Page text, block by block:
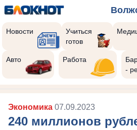
Новости
Учиться
готов
Авто Работа
-
Экономика 07.09.2023
240 миллионов